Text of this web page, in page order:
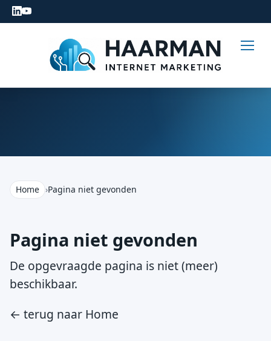
Home ›Pagina niet gevonden
Pagina niet gevonden
De opgevraagde pagina is niet (meer)
beschikbaar.
← terug naar Home